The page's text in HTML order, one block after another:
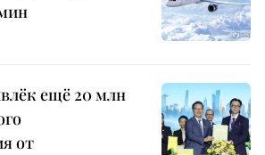
ещё 20 млн
от